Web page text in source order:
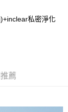
業銀行
行
無須另外申請。
。 讓您購物簡單
私密淨化
薦